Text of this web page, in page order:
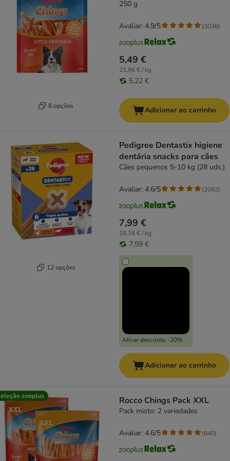
8 opções
250 g
5,49 €
21,96 € / kg
5,22 €
Avaliar: 4.9/5 (3038)
Adicionar ao carrinho
12 opções
Pedigree Dentastix higiene
dentária snacks para cães
Cães pequenos 5-10 kg (28 uds.)
7,99 €
18,16 € / kg
7,59 €
Ativar desconto -20%
Avaliar: 4.6/5 (2092)
Adicionar ao carrinho
zooplus Rocco Chings Pack XXL
Pack misto: 2 variedades
Avaliar: 4.6/5 (840)